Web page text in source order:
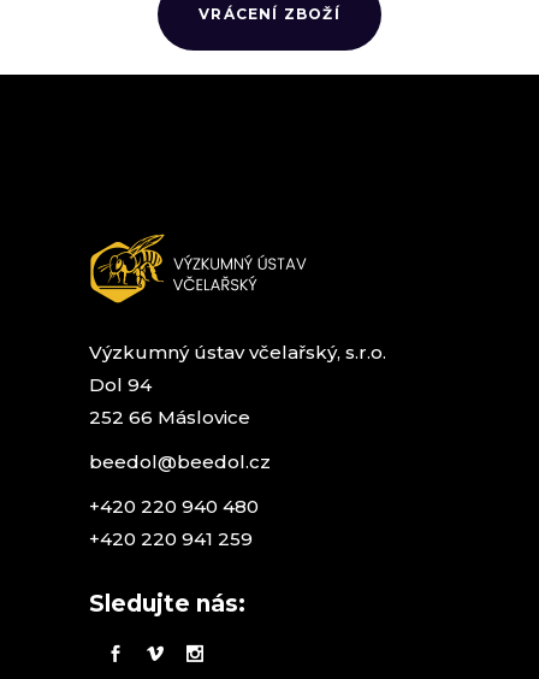
VRÁCENÍ ZBOŽÍ
Výzkumný ústav včelařský, s.r.o.
Dol 94
252 66 Máslovice
beedol@beedol.cz
+420 220 940 480
+420 220 941 259
Sledujte nás: